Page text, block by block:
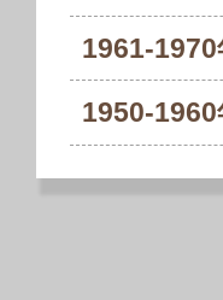
1961-1970
1950-1960